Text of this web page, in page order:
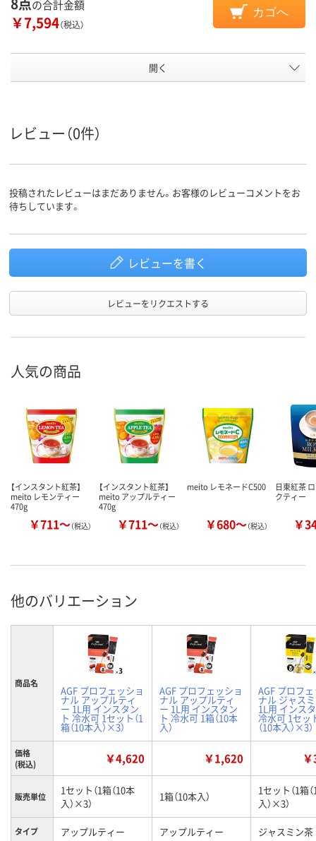
の合計金額
￥7,594（税込）
カゴへ
開く
レビュー（0件）
投稿されたレビューはまだありません。お客様のレビューコメントをお
待ちしています。
レビューを書く
レビューをリクエストする
人気の商品
【インスタント紅茶】
meito レモンティー
470g
￥711～（税込）
【インスタント紅茶】
meito アップルティー
470g
￥711～（税込）
meito レモネードC500
￥680～（税込）
日東紅茶
クティー
￥
他のバリエーション
商品名
AGF プロフェッショ
ナル アップルティ
ー 1L用 インスタン
ト 冷水可 1セット（1
箱（10本入）×3）
AGF プロフェッショ
ナル アップルティ
ー 1L用 インスタン
ト 冷水可 1箱（10本
入）
AGF プロフ
ナル ジャス
1L用 インス
冷水可 1セッ
（10本入）×3）
価格
(税込)
￥4,620 ￥1,620
販売単位
1セット（1箱（10本
入）×3）
1箱（10本入）
1セット（1箱
入）×3）
タイプ アップルティー アップルティー ジャスミン茶